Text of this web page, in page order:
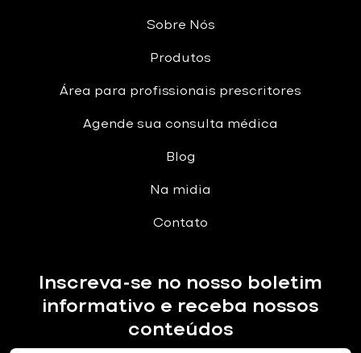
Sobre Nós
Produtos
Área para profissionais prescritores
Agende sua consulta médica
Blog
Na midia
Contato
Inscreva-se no nosso boletim
informativo e receba nossos
conteúdos